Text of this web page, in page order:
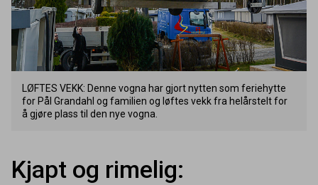
LØFTES VEKK: Denne vogna har gjort nytten som feriehytte
for Pål Grandahl og familien og løftes vekk fra helårstelt for
å gjøre plass til den nye vogna.
Kjapt og rimelig: